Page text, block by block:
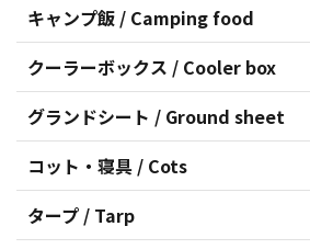
キャンプ飯 / Camping food
クーラーボックス / Cooler box
グランドシート / Ground sheet
コット・寝具 / Cots
タープ / Tarp